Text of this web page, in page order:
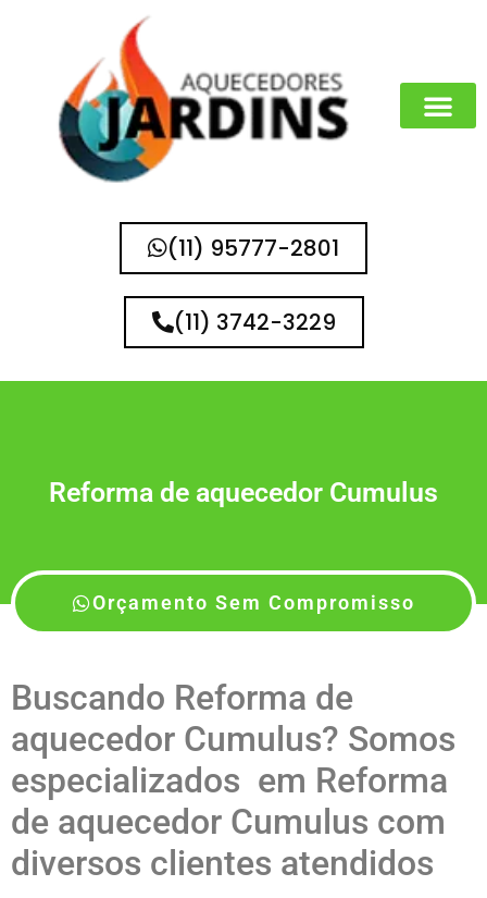
(11) 95777-2801
(11) 3742-3229
Reforma de aquecedor Cumulus
Orçamento Sem Compromisso
Buscando Reforma de
aquecedor Cumulus? Somos
especializados em Reforma
de aquecedor Cumulus com
diversos clientes atendidos